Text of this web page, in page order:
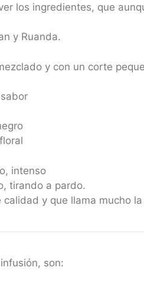
los ingredientes, que
y Ruanda.
y con un corte
intenso
tirando a pardo.
calidad y que llama mucho
son: